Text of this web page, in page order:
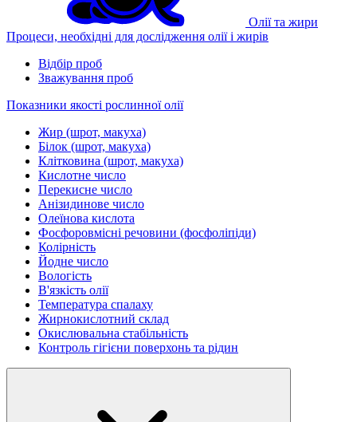
Олії та жири
Процеси, необхідні для дослідження олії і жирів
Відбір проб
Зважування проб
Показники якості рослинної олії
Жир (шрот, макуха)
Білок (шрот, макуха)
Клітковина (шрот, макуха)
Кислотне число
Перекисне число
Анізидинове число
Олеїнова кислота
Фосфоровмісні речовини (фосфоліпіди)
Колірність
Йодне число
Вологість
В'язкість олії
Температура спалаху
Жирнокислотний склад
Окислювальна стабільність
Контроль гігієни поверхонь та рідин